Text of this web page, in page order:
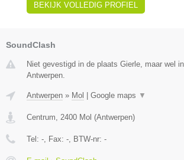
BEKIJK VOLLEDIG PROFIEL
SoundClash
Niet gevestigd in de plaats Gierle, maar wel
Antwerpen.
Antwerpen » Mol Google maps ▼
Centrum, 2400 Mol (Antwerpen)
Tel: -, Fax: -, BTW-nr: -